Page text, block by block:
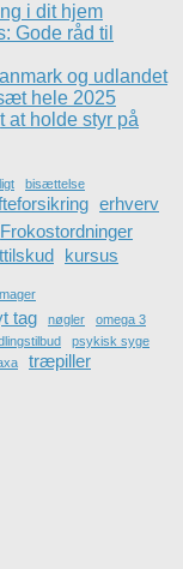
i dit hjem
Gode råd til
og udlandet
hele 2025
at holde styr på
bisættelse
erhverv
Frokostordninger
kursus
tag nøgler
omega 3
psykisk syge
træpiller